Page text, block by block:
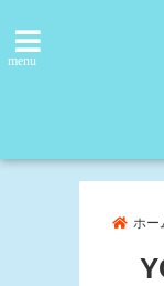
menu
ホー